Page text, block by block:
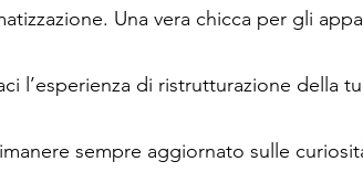
Una vera chicca per gli
l’esperienza di ristrutturazione della
sempre aggiornato sulle